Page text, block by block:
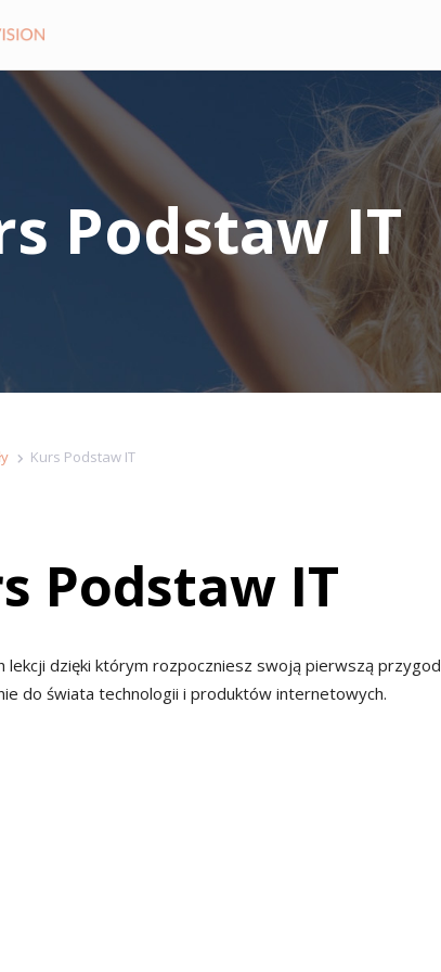
Podstaw IT
Kurs Podstaw IT
Podstaw IT
lekcji dzięki którym rozpoczniesz swoją pierwszą
do świata technologii i produktów internetowych.